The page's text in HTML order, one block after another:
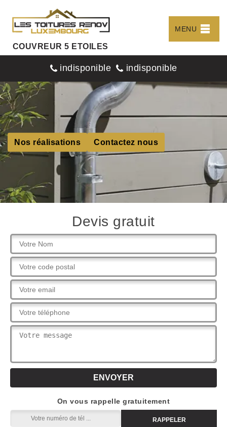
COUVREUR 5 ETOILES
MENU
indisponible indisponible
Nos réalisations Contactez nous
Devis gratuit
On vous rappelle gratuitement